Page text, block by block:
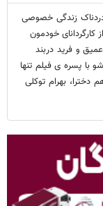
زندگی خصوصی
خودمون
و فرید دربند
با پسره ی فیلم تنها
بهرام توکلی